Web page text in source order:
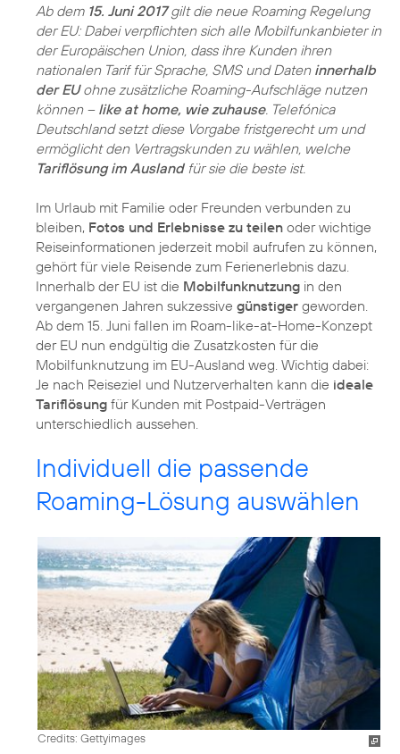
Ab dem 15. Juni 2017gilt die neue Roaming Regelung
der EU: Dabei verpflichten sich alle Mobilfunkanbieter in
der Europäischen Union, dass ihre Kunden ihren
nationalen Tarif für Sprache, SMS und Daten innerhalb
der EUohne zusätzliche Roaming-Aufschläge nutzen
können – like at home, wie zuhause. Telefónica
Deutschland setzt diese Vorgabe fristgerecht um und
ermöglicht den Vertragskunden zu wählen, welche
Tariflösung im Auslandfür sie die beste ist.
Im Urlaub mit Familie oder Freunden verbunden zu
bleiben, Fotos und Erlebnisse zu teilen oder wichtige
Reiseinformationen jederzeit mobil aufrufen zu können,
gehört für viele Reisende zum Ferienerlebnis dazu.
Innerhalb der EU ist die Mobilfunknutzung in den
vergangenen Jahren sukzessive günstiger geworden.
Ab dem 15. Juni fallen im Roam-like-at-Home-Konzept
der EU nun endgültig die Zusatzkosten für die
Mobilfunknutzung im EU-Ausland weg. Wichtig dabei:
Je nach Reiseziel und Nutzerverhalten kann die ideale
Tariflösung für Kunden mit Postpaid-Verträgen
unterschiedlich aussehen.
Individuell die passende
Roaming-Lösung auswählen
Credits: Gettyimages